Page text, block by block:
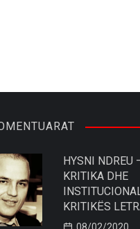
HYSNI NDREU
KRITIKA DHE
KRITIKËS